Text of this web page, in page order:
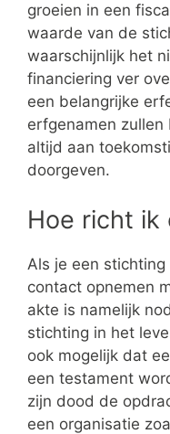
groeien in een
waarde van de
waarschijnlijk het
financiering ver
een belangrijke
erfgenamen zullen
altijd aan
doorgeven.
Hoe richt ik
Als je een
contact opnemen
akte is namelijk
stichting in het
ook mogelijk dat
een testament
zijn dood de
een organisatie